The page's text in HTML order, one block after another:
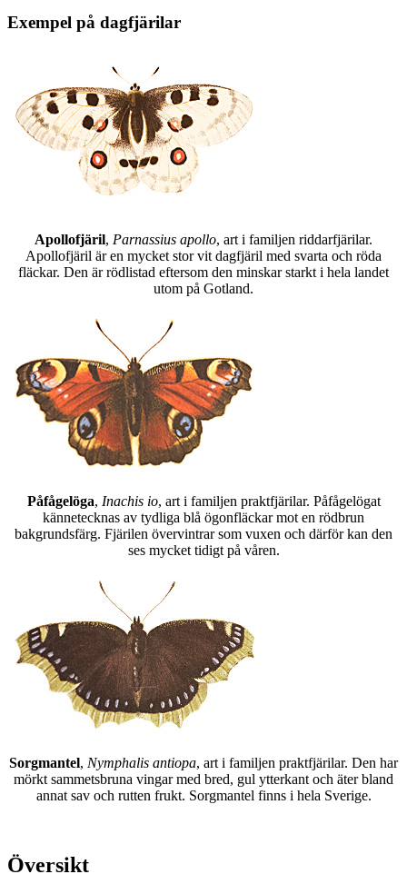
Exempel på dagfjärilar
Apollofjäril, Parnassius apollo, art i familjen riddarfjärilar.
Apollofjäril är en mycket stor vit dagfjäril med svarta och röda
fläckar. Den är rödlistad eftersom den minskar starkt i hela landet
utom på Gotland.
Påfågelöga, Inachis io, art i familjen praktfjärilar. Påfågelögat
kännetecknas av tydliga blå ögonfläckar mot en rödbrun
bakgrundsfärg. Fjärilen övervintrar som vuxen och därför kan den
ses mycket tidigt på våren.
Sorgmantel, Nymphalis antiopa, art i familjen praktfjärilar. Den har
mörkt sammetsbruna vingar med bred, gul ytterkant och äter bland
annat sav och rutten frukt. Sorgmantel finns i hela Sverige.
Översikt